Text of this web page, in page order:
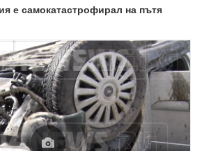
е самокатастрофирал на пътя